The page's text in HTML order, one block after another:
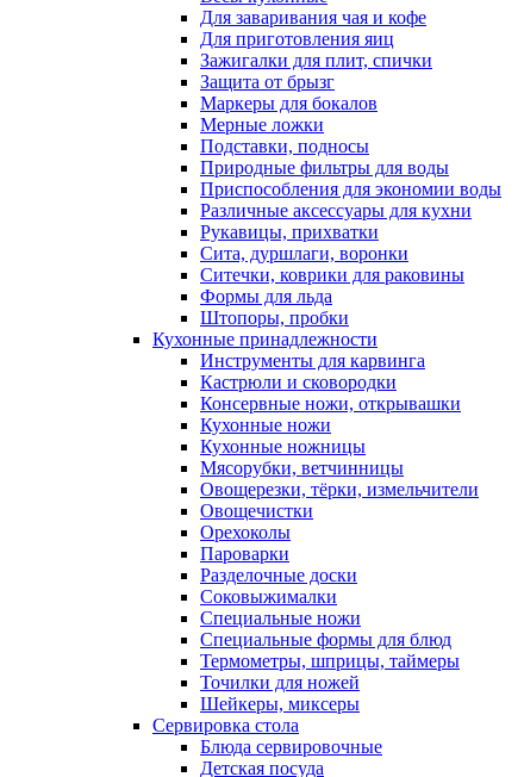
Для заваривания чая и кофе
Для приготовления яиц
Зажигалки для плит, спички
Защита от брызг
Маркеры для бокалов
Мерные ложки
Подставки, подносы
Природные фильтры для воды
Приспособления для экономии воды
Различные аксессуары для кухни
Рукавицы, прихватки
Сита, дуршлаги, воронки
Ситечки, коврики для раковины
Формы для льда
Штопоры, пробки
Кухонные принадлежности
Инструменты для карвинга
Кастрюли и сковородки
Консервные ножи, открывашки
Кухонные ножи
Кухонные ножницы
Мясорубки, ветчинницы
Овощерезки, тёрки, измельчители
Овощечистки
Орехоколы
Пароварки
Разделочные доски
Соковыжималки
Специальные ножи
Специальные формы для блюд
Термометры, шприцы, таймеры
Точилки для ножей
Шейкеры, миксеры
Сервировка стола
Блюда сервировочные
Детская посуда